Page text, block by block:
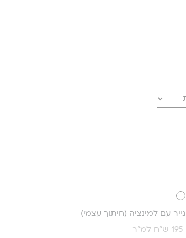
נייר עם למינציה (חיתוך עצמי)
195 ש''ח למ''ר